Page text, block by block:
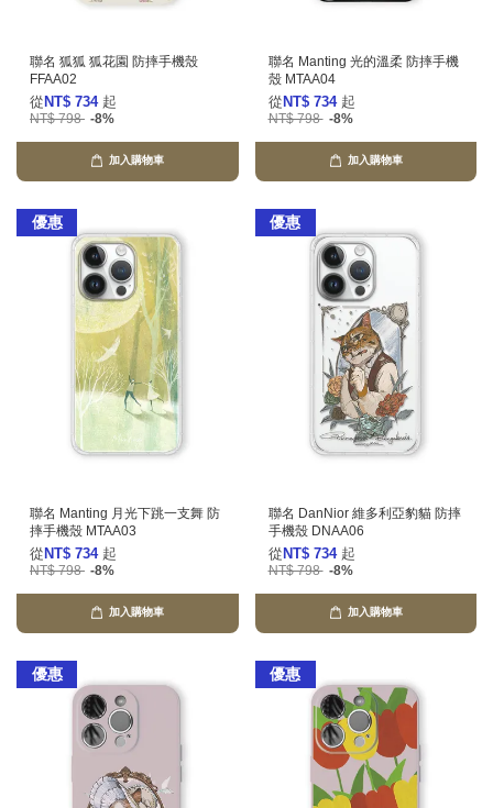
聯名 狐狐 狐花園 防摔手機殼
FFAA02
從 NT$ 734 起
NT$ 798 -8%
加入購物車
聯名 Manting 光的溫柔 防摔手機
殼 MTAA04
從 NT$ 734 起
NT$ 798 -8%
加入購物車
優惠
聯名 Manting 月光下跳一支舞 防
摔手機殼 MTAA03
從 NT$ 734 起
NT$ 798 -8%
加入購物車
優惠
聯名 DanNior 維多利亞豹貓 防摔
手機殼 DNAA06
從 NT$ 734 起
NT$ 798 -8%
加入購物車
優惠 優惠